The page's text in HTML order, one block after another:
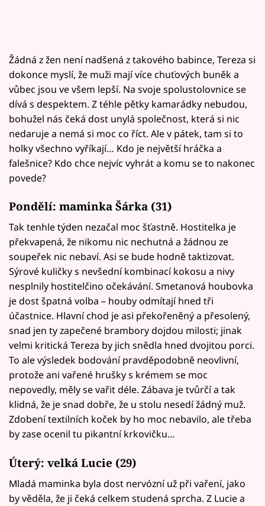
Žádná z žen není nadšená z takového babince, Tereza si
dokonce myslí, že muži mají více chuťových buněk a
vůbec jsou ve všem lepší. Na svoje spolustolovnice se
dívá s despektem. Z téhle pětky kamarádky nebudou,
bohužel nás čeká dost unylá společnost, která si nic
nedaruje a nemá si moc co říct. Ale v pátek, tam si to
holky všechno vyříkají… Kdo je největší hráčka a
falešnice? Kdo chce nejvíc vyhrát a komu se to nakonec
povede?
Pondělí: maminka Šárka (31)
Tak tenhle týden nezačal moc šťastně. Hostitelka je
překvapená, že nikomu nic nechutná a žádnou ze
soupeřek nic nebaví. Asi se bude hodně taktizovat.
Sýrové kuličky s nevšední kombinací kokosu a nivy
nesplnily hostitelčino očekávání. Smetanová houbovka
je dost špatná volba – houby odmítají hned tři
účastnice. Hlavní chod je asi překořeněný a přesolený,
snad jen ty zapečené brambory dojdou milosti; jinak
velmi kritická Tereza by jich snědla hned dvojitou porci.
To ale výsledek bodování pravděpodobně neovlivní,
protože ani vařené hrušky s krémem se moc
nepovedly, měly se vařit déle. Zábava je tvůrčí a tak
klidná, že je snad dobře, že u stolu nesedí žádný muž.
Zdobení textilních koček by ho moc nebavilo, ale třeba
by zase ocenil tu pikantní krkovičku…
Úterý: velká Lucie (29)
Mladá maminka byla dost nervózní už při vaření, jako
by věděla, že ji čeká celkem studená sprcha. Z Lucie a